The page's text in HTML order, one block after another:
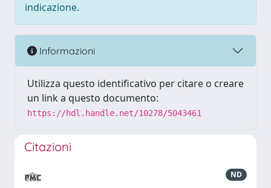
indicazione.
Informazioni
Utilizza questo identificativo per citare o creare
un link a questo documento:
https://hdl.handle.net/10278/5043461
Citazioni
ND